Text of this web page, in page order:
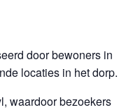
door bewoners in
locaties in het dorp.
waardoor bezoekers